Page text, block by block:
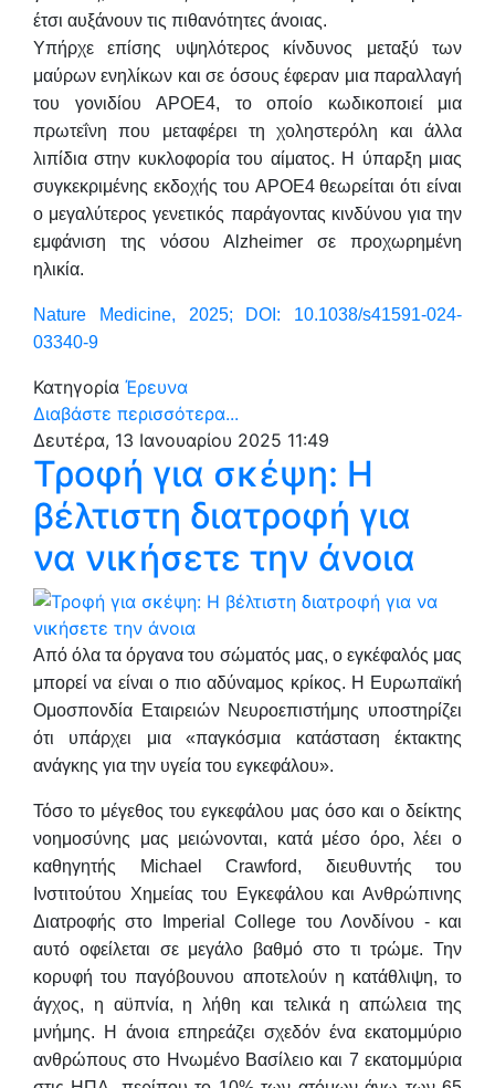
έτσι αυξάνουν τις πιθανότητες άνοιας.
Υπήρχε επίσης υψηλότερος κίνδυνος μεταξύ των
μαύρων ενηλίκων και σε όσους έφεραν μια παραλλαγή
του γονιδίου APOE4, το οποίο κωδικοποιεί μια
πρωτεΐνη που μεταφέρει τη χοληστερόλη και άλλα
λιπίδια στην κυκλοφορία του αίματος. Η ύπαρξη μιας
συγκεκριμένης εκδοχής του APOE4 θεωρείται ότι είναι
ο μεγαλύτερος γενετικός παράγοντας κινδύνου για την
εμφάνιση της νόσου Alzheimer σε προχωρημένη
ηλικία.
Nature Medicine, 2025; DOI: 10.1038/s41591-024-
03340-9
Κατηγορία Έρευνα
Διαβάστε περισσότερα...
Δευτέρα, 13 Ιανουαρίου 2025 11:49
Τροφή για σκέψη: Η
βέλτιστη διατροφή για
να νικήσετε την άνοια
Από όλα τα όργανα του σώματός μας, ο εγκέφαλός μας
μπορεί να είναι ο πιο αδύναμος κρίκος. H Ευρωπαϊκή
Ομοσπονδία Εταιρειών Νευροεπιστήμης υποστηρίζει
ότι υπάρχει μια «παγκόσμια κατάσταση έκτακτης
ανάγκης για την υγεία του εγκεφάλου».
Τόσο το μέγεθος του εγκεφάλου μας όσο και ο δείκτης
νοημοσύνης μας μειώνονται, κατά μέσο όρο, λέει ο
καθηγητής Michael Crawford, διευθυντής του
Ινστιτούτου Χημείας του Εγκεφάλου και Ανθρώπινης
Διατροφής στο Imperial College του Λονδίνου - και
αυτό οφείλεται σε μεγάλο βαθμό στο τι τρώμε. Την
κορυφή του παγόβουνου αποτελούν η κατάθλιψη, το
άγχος, η αϋπνία, η λήθη και τελικά η απώλεια της
μνήμης. Η άνοια επηρεάζει σχεδόν ένα εκατομμύριο
ανθρώπους στο Ηνωμένο Βασίλειο και 7 εκατομμύρια